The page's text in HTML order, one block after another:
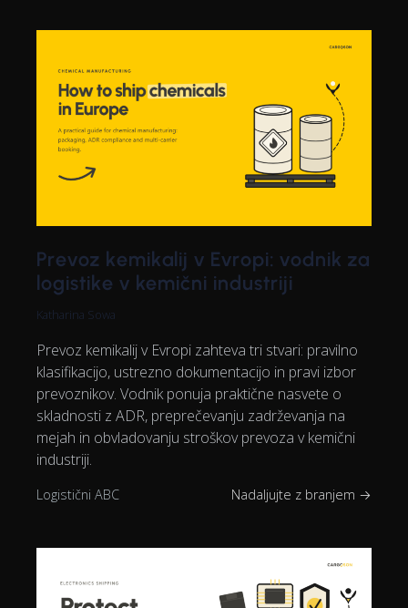
Prevoz kemikalij v Evropi: vodnik za
logistike v kemični industriji
Katharina Sowa
Prevoz kemikalij v Evropi zahteva tri stvari: pravilno
klasifikacijo, ustrezno dokumentacijo in pravi izbor
prevoznikov. Vodnik ponuja praktične nasvete o
skladnosti z ADR, preprečevanju zadrževanja na
mejah in obvladovanju stroškov prevoza v kemični
industriji.
Logistični ABC Nadaljujte z branjem →